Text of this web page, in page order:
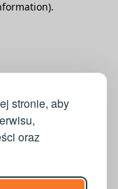
stronie, aby
oraz
.